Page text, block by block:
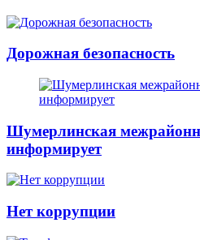
Дорожная безопасность
Шумерлинская
информирует
Нет коррупции